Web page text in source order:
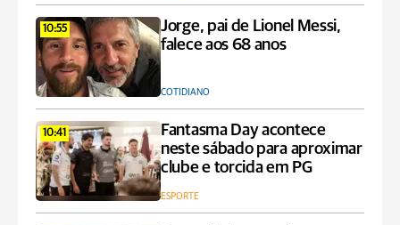
10:55
Jorge, pai de Lionel Messi,
falece aos 68 anos
COTIDIANO
10:41
Fantasma Day acontece
neste sábado para aproximar
clube e torcida em PG
ESPORTE